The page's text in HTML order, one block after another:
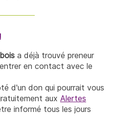
a déjà trouvé preneur
en contact avec le
d'un don qui pourrait vous
aux Alertes
informé tous les jours